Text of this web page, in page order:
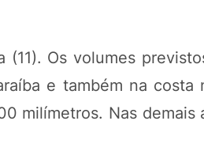
Os volumes
e também na costa
milímetros. Nas demais